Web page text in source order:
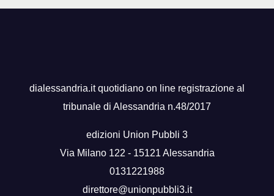
dialessandria.it quotidiano on line registrazione al
tribunale di Alessandria n.48/2017
edizioni Union Pubbli 3
Via Milano 122 - 15121 Alessandria
0131221988
direttore@unionpubbli3.it